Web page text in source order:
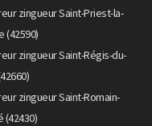
zingueur Saint-Priest-la-
(42590)
zingueur Saint-Régis-du-
zingueur Saint-Romain-
(42430)